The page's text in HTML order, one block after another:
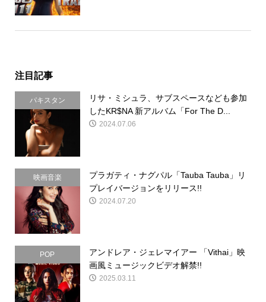
注目記事
パキスタン
リサ・ミシュラ、サブスペースなども参加
したKR$NA 新アルバム「For The D...
2024.07.06
映画音楽
プラガティ・ナグパル「Tauba Tauba」リ
プレイバージョンをリリース!!
2024.07.20
POP
アンドレア・ジェレマイアー 「Vithai」映
画風ミュージックビデオ解禁!!
2025.03.11